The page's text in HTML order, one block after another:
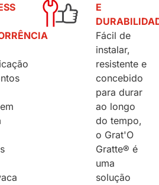
E
Fácil de
instalar,
resistente e
concebido
para durar
ao longo
do tempo,
o Grat'O
Gratte® é
uma
solução